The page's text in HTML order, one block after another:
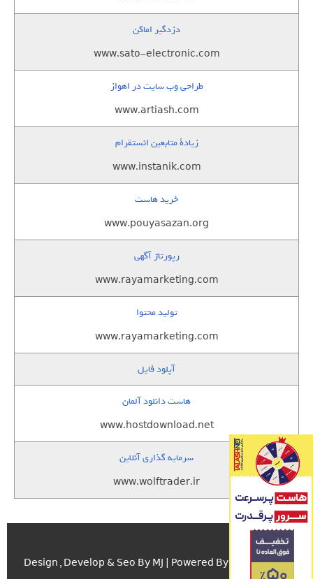
دزدگیر اماکن
www.sato-electronic.com
طراحی وب سایت در اهواز
www.artiash.com
زيادة متابعين انستقرام
www.instanik.com
خرید هاست
www.pouyasazan.org
رپورتاژ آگهی
www.rayamarketing.com
تولید محتوا
www.rayamarketing.com
آپلود فایل
هاست دانلود آلمان
www.hostdownload.net
سرمایه گذاری آنلاین
www.wolftrader.ir
Design , Develop & Seo By MJ | Powered By اسکریپت.com